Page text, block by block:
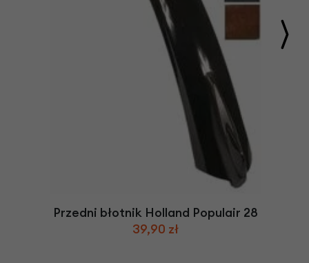
Przedni błotnik Holland Populair 28
39,90 zł